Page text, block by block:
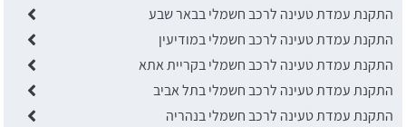
התקנת עמדת טעינה לרכב חשמלי בבאר שבע
התקנת עמדת טעינה לרכב חשמלי במודיעין
התקנת עמדת טעינה לרכב חשמלי בקריית אתא
התקנת עמדת טעינה לרכב חשמלי בתל אביב
התקנת עמדת טעינה לרכב חשמלי בנהריה